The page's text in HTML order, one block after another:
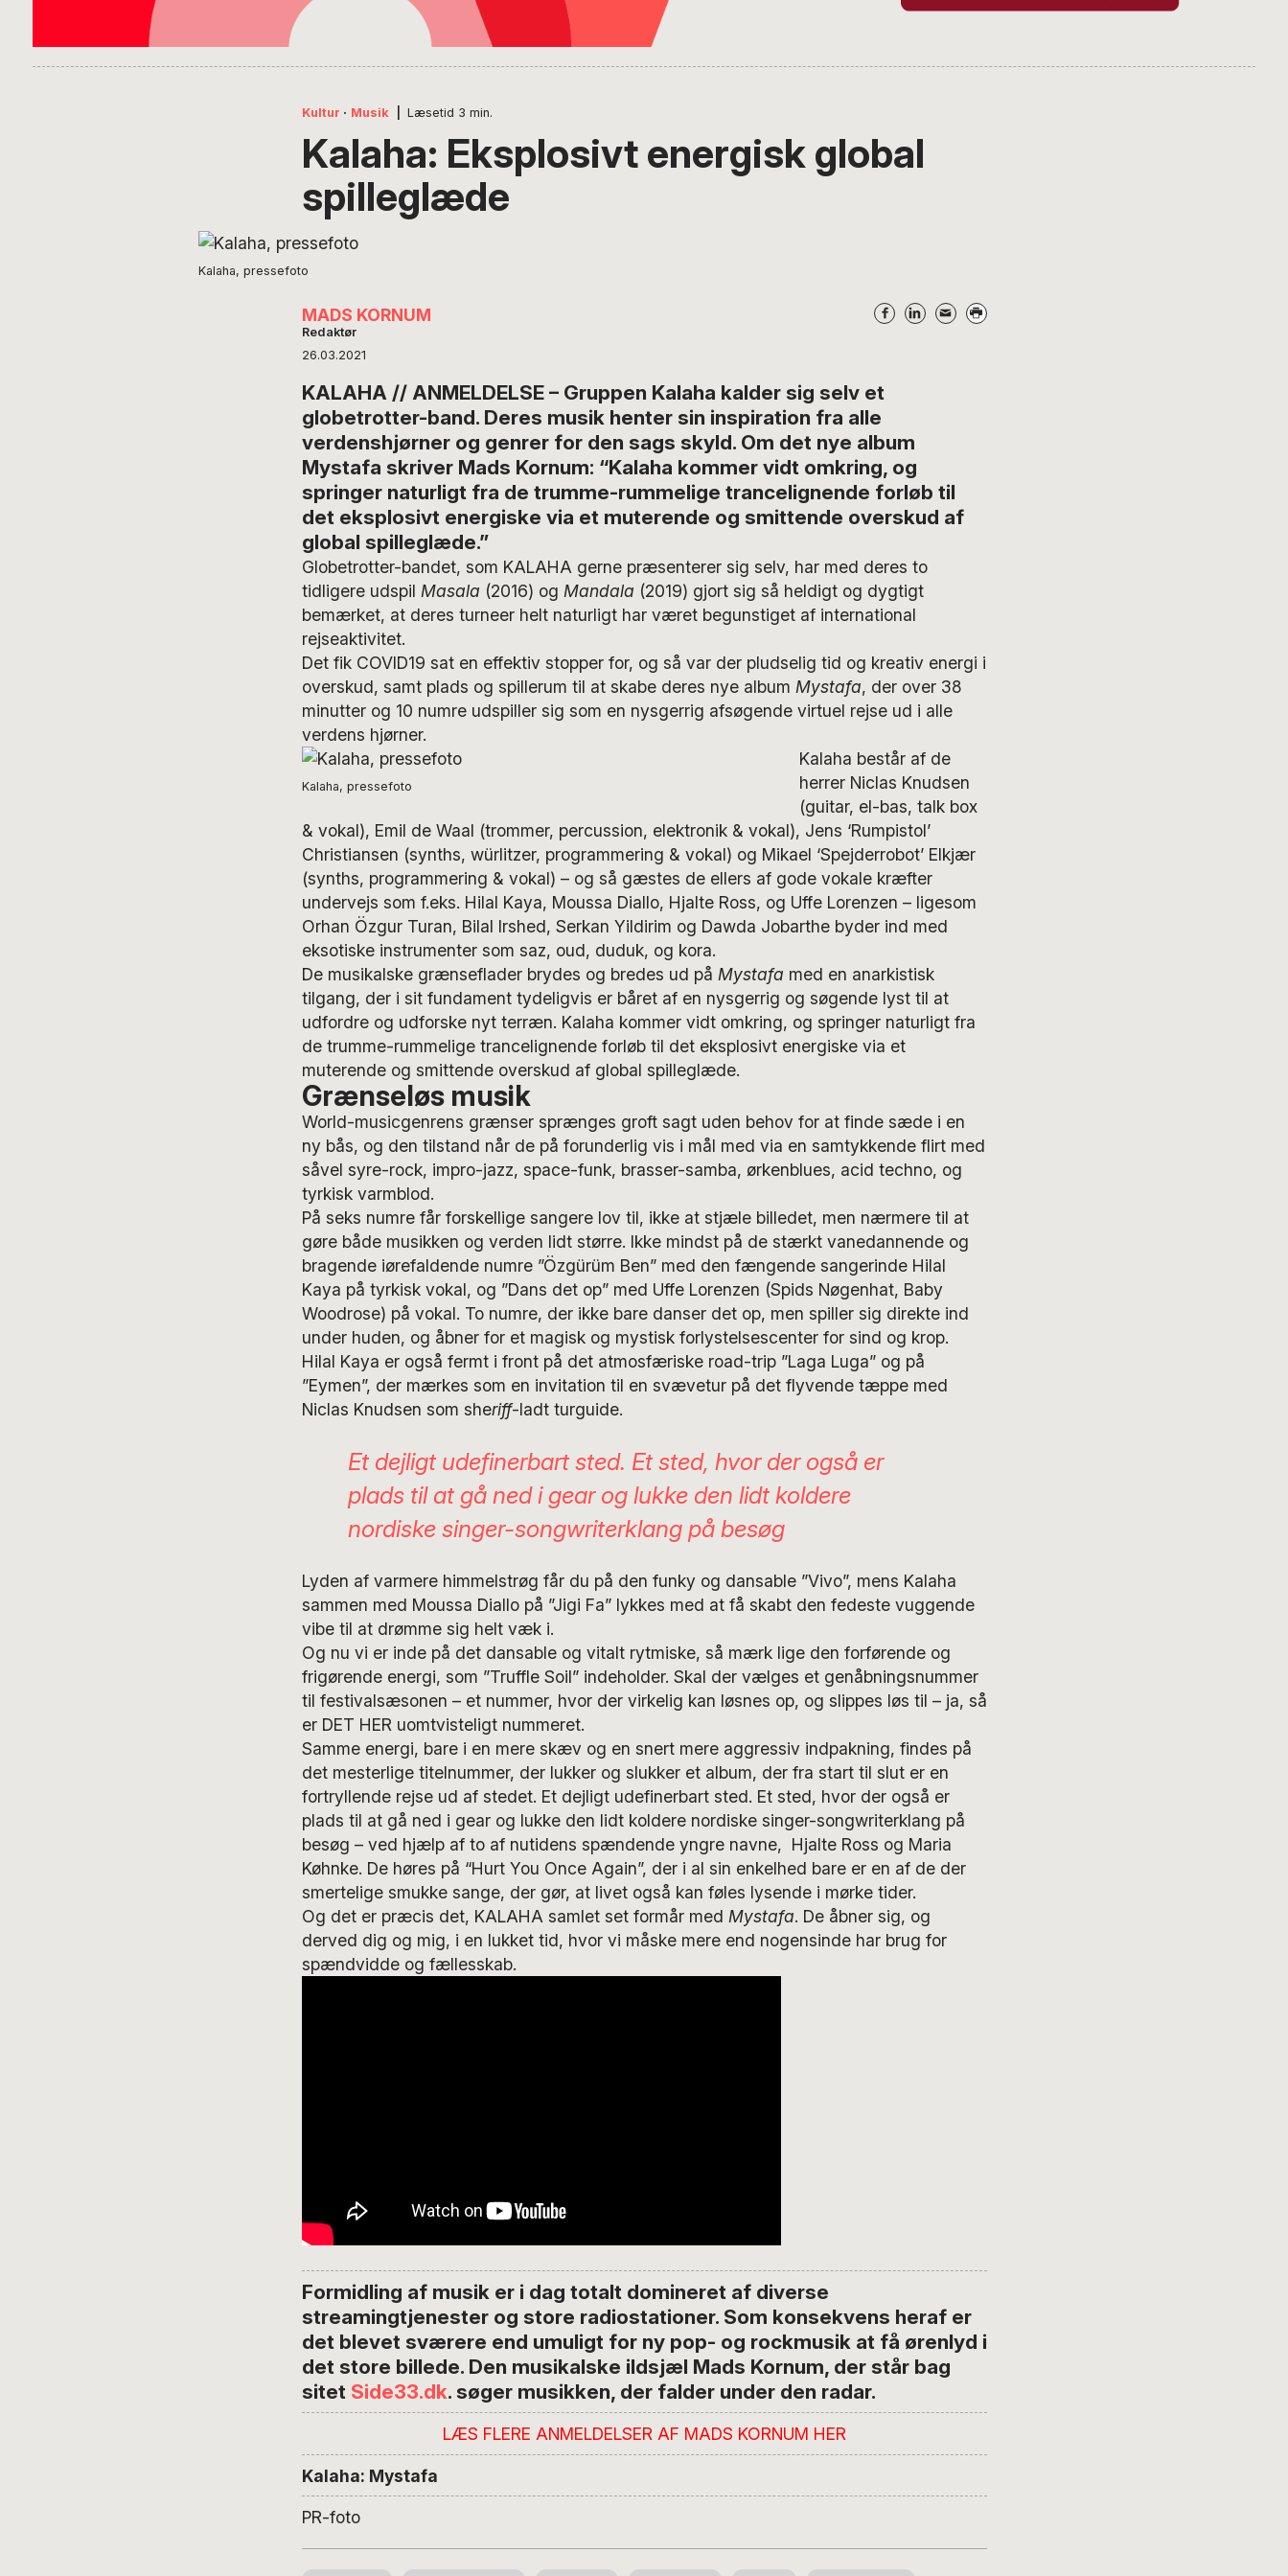
Kultur · Musik Læsetid 3 min.
Kalaha: Eksplosivt energisk global
spilleglæde
Kalaha, pressefoto
MADS KORNUM
Redaktør
26.03.2021
KALAHA // ANMELDELSE – Gruppen Kalaha kalder sig selv et
globetrotter-band. Deres musik henter sin inspiration fra alle
verdenshjørner og genrer for den sags skyld. Om det nye album
Mystafa skriver Mads Kornum: “Kalaha kommer vidt omkring, og
springer naturligt fra de trumme-rummelige trancelignende forløb til
det eksplosivt energiske via et muterende og smittende overskud af
global spilleglæde.”
Globetrotter-bandet, som KALAHA gerne præsenterer sig selv, har med deres to
tidligere udspil Masala (2016) og Mandala (2019) gjort sig så heldigt og dygtigt
bemærket, at deres turneer helt naturligt har været begunstiget af international
rejseaktivitet.
Det fik COVID19 sat en effektiv stopper for, og så var der pludselig tid og kreativ energi i
overskud, samt plads og spillerum til at skabe deres nye album Mystafa, der over 38
minutter og 10 numre udspiller sig som en nysgerrig afsøgende virtuel rejse ud i alle
verdens hjørner.
Kalaha, pressefoto
Kalaha består af de
herrer Niclas Knudsen
(guitar, el-bas, talk box
& vokal), Emil de Waal (trommer, percussion, elektronik & vokal), Jens ‘Rumpistol’
Christiansen (synths, würlitzer, programmering & vokal) og Mikael ‘Spejderrobot’ Elkjær
(synths, programmering & vokal) – og så gæstes de ellers af gode vokale kræfter
undervejs som f.eks. Hilal Kaya, Moussa Diallo, Hjalte Ross, og Uffe Lorenzen – ligesom
Orhan Özgur Turan, Bilal Irshed, Serkan Yildirim og Dawda Jobarthe byder ind med
eksotiske instrumenter som saz, oud, duduk, og kora.
De musikalske grænseflader brydes og bredes ud på Mystafa med en anarkistisk
tilgang, der i sit fundament tydeligvis er båret af en nysgerrig og søgende lyst til at
udfordre og udforske nyt terræn. Kalaha kommer vidt omkring, og springer naturligt fra
de trumme-rummelige trancelignende forløb til det eksplosivt energiske via et
muterende og smittende overskud af global spilleglæde.
Grænseløs musik
World-musicgenrens grænser sprænges groft sagt uden behov for at finde sæde i en
ny bås, og den tilstand når de på forunderlig vis i mål med via en samtykkende flirt med
såvel syre-rock, impro-jazz, space-funk, brasser-samba, ørkenblues, acid techno, og
tyrkisk varmblod.
På seks numre får forskellige sangere lov til, ikke at stjæle billedet, men nærmere til at
gøre både musikken og verden lidt større. Ikke mindst på de stærkt vanedannende og
bragende iørefaldende numre ”Özgürüm Ben” med den fængende sangerinde Hilal
Kaya på tyrkisk vokal, og ”Dans det op” med Uffe Lorenzen (Spids Nøgenhat, Baby
Woodrose) på vokal. To numre, der ikke bare danser det op, men spiller sig direkte ind
under huden, og åbner for et magisk og mystisk forlystelsescenter for sind og krop.
Hilal Kaya er også fermt i front på det atmosfæriske road-trip ”Laga Luga” og på
”Eymen”, der mærkes som en invitation til en svævetur på det flyvende tæppe med
Niclas Knudsen som sheriff-ladt turguide.
Et dejligt udefinerbart sted. Et sted, hvor der også er
plads til at gå ned i gear og lukke den lidt koldere
nordiske singer-songwriterklang på besøg
Lyden af varmere himmelstrøg får du på den funky og dansable ”Vivo”, mens Kalaha
sammen med Moussa Diallo på ”Jigi Fa” lykkes med at få skabt den fedeste vuggende
vibe til at drømme sig helt væk i.
Og nu vi er inde på det dansable og vitalt rytmiske, så mærk lige den forførende og
frigørende energi, som ”Truffle Soil” indeholder. Skal der vælges et genåbningsnummer
til festivalsæsonen – et nummer, hvor der virkelig kan løsnes op, og slippes løs til – ja, så
er DET HER uomtvisteligt nummeret.
Samme energi, bare i en mere skæv og en snert mere aggressiv indpakning, findes på
det mesterlige titelnummer, der lukker og slukker et album, der fra start til slut er en
fortryllende rejse ud af stedet. Et dejligt udefinerbart sted. Et sted, hvor der også er
plads til at gå ned i gear og lukke den lidt koldere nordiske singer-songwriterklang på
besøg – ved hjælp af to af nutidens spændende yngre navne, Hjalte Ross og Maria
Køhnke. De høres på “Hurt You Once Again”, der i al sin enkelhed bare er en af de der
smertelige smukke sange, der gør, at livet også kan føles lysende i mørke tider.
Og det er præcis det, KALAHA samlet set formår med Mystafa. De åbner sig, og
derved dig og mig, i en lukket tid, hvor vi måske mere end nogensinde har brug for
spændvidde og fællesskab.
Formidling af musik er i dag totalt domineret af diverse
streamingtjenester og store radiostationer. Som konsekvens heraf er
det blevet sværere end umuligt for ny pop- og rockmusik at få ørenlyd i
det store billede. Den musikalske ildsjæl Mads Kornum, der står bag
sitet Side33.dk. søger musikken, der falder under den radar.
LÆS FLERE ANMELDELSER AF MADS KORNUM HER
Kalaha: Mystafa
PR-foto